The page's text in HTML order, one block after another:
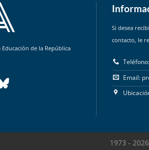
de la República
Si desea
contacto, le
Email:
1973 -